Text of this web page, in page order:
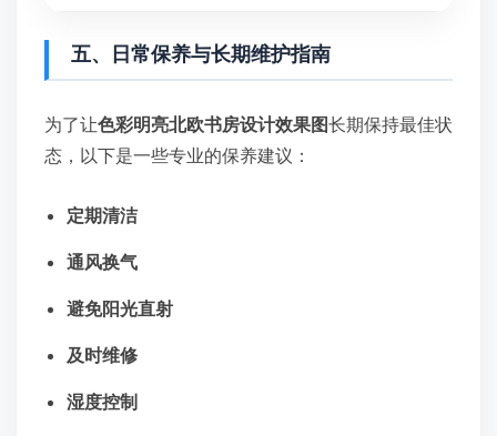
五、日常保养与长期维护指南
为了让色彩明亮北欧书房设计效果图长期保持最佳状
态，以下是一些专业的保养建议：
定期清洁
通风换气
避免阳光直射
及时维修
湿度控制